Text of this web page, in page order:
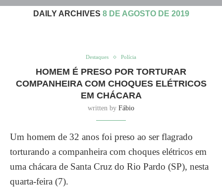
DAILY ARCHIVES 8 DE AGOSTO DE 2019
Destaques Polícia
HOMEM É PRESO POR TORTURAR
COMPANHEIRA COM CHOQUES ELÉTRICOS
EM CHÁCARA
written by Fábio
Um homem de 32 anos foi preso ao ser flagrado
torturando a companheira com choques elétricos em
uma chácara de Santa Cruz do Rio Pardo (SP), nesta
quarta-feira (7).